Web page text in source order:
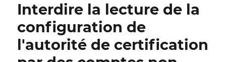
Interdire la lecture de la
configuration de
l'autorité de certification